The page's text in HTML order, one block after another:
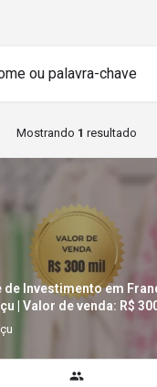
Mostrando 1 resultado
de Investimento em
| Valor de venda: R$